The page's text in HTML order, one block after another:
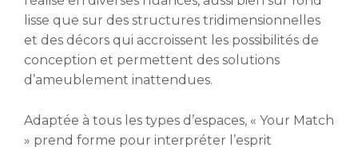
lisse que sur des structures tridimensionnelles
et des décors qui accroissent les possibilités de
conception et permettent des solutions
d’ameublement inattendues.
Adaptée à tous les types d’espaces, « Your Match
» prend forme pour interpréter l’esprit